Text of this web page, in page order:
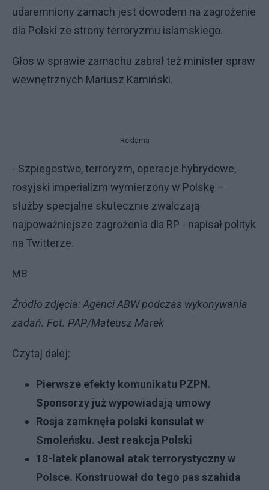
udaremniony zamach jest dowodem na zagrożenie
dla Polski ze strony terroryzmu islamskiego.
Głos w sprawie zamachu zabrał też minister spraw
wewnętrznych Mariusz Kamiński.
Reklama
- Szpiegostwo, terroryzm, operacje hybrydowe,
rosyjski imperializm wymierzony w Polskę –
służby specjalne skutecznie zwalczają
najpoważniejsze zagrożenia dla RP - napisał polityk
na Twitterze.
MB
Źródło zdjęcia: Agenci ABW podczas wykonywania
zadań. Fot. PAP/Mateusz Marek
Czytaj dalej:
Pierwsze efekty komunikatu PZPN.
Sponsorzy już wypowiadają umowy
Rosja zamknęła polski konsulat w
Smoleńsku. Jest reakcja Polski
18-latek planował atak terrorystyczny w
Polsce. Konstruował do tego pas szahida